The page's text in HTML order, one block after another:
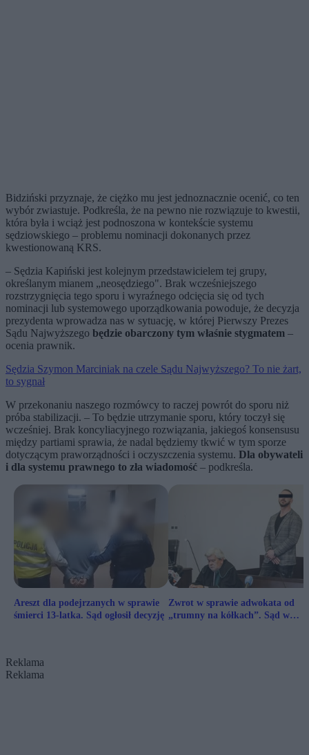
Bidziński przyznaje, że ciężko mu jest jednoznacznie ocenić, co ten
wybór zwiastuje. Podkreśla, że na pewno nie rozwiązuje to kwestii,
która była i wciąż jest podnoszona w kontekście systemu
sędziowskiego – problemu nominacji dokonanych przez
kwestionowaną KRS.
– Sędzia Kapiński jest kolejnym przedstawicielem tej grupy,
określanym mianem „neosędziego". Brak wcześniejszego
rozstrzygnięcia tego sporu i wyraźnego odcięcia się od tych
nominacji lub systemowego uporządkowania powoduje, że decyzja
prezydenta wprowadza nas w sytuację, w której Pierwszy Prezes
Sądu Najwyższego będzie obarczony tym właśnie stygmatem –
ocenia prawnik.
Sędzia Szymon Marciniak na czele Sądu Najwyższego? To nie żart,
to sygnał
W przekonaniu naszego rozmówcy to raczej powrót do sporu niż
próba stabilizacji. – To będzie utrzymanie sporu, który toczył się
wcześniej. Brak koncyliacyjnego rozwiązania, jakiegoś konsensusu
między partiami sprawia, że nadal będziemy tkwić w tym sporze
dotyczącym praworządności i oczyszczenia systemu. Dla obywateli
i dla systemu prawnego to zła wiadomość – podkreśla.
Areszt dla podejrzanych w sprawie
śmierci 13-latka. Sąd ogłosił decyzję
Zwrot w sprawie adwokata od
„trumny na kółkach”. Sąd w
Reklama
Reklama